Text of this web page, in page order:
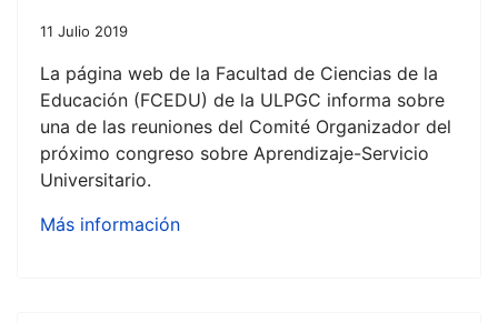
11 Julio 2019
La página web de la Facultad de Ciencias de la
Educación (FCEDU) de la ULPGC informa sobre
una de las reuniones del Comité Organizador del
próximo congreso sobre Aprendizaje-Servicio
Universitario.
Más información